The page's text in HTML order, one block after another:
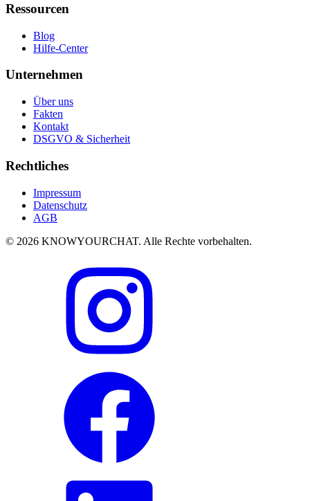
Ressourcen
Blog
Hilfe-Center
Unternehmen
Über uns
Fakten
Kontakt
DSGVO & Sicherheit
Rechtliches
Impressum
Datenschutz
AGB
© 2026 KNOWYOURCHAT. Alle Rechte vorbehalten.